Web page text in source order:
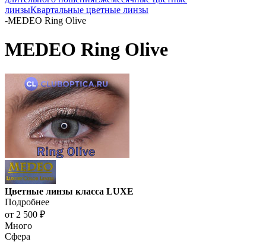
линзыКвартальные цветные линзы
-MEDEO Ring Olive
MEDEO Ring Olive
Цветные линзы класса LUXE
Подробнее
от 2 500 ₽
Много
Сфера